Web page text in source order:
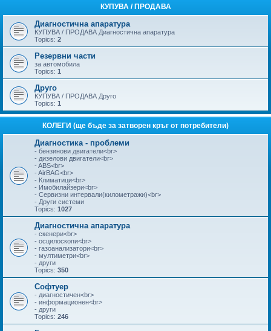
КУПУВА / ПРОДАВА
Диагностична апаратура
КУПУВА / ПРОДАВА Диагностична апаратура
Topics: 2
Резервни части
за автомобила
Topics: 1
Друго
КУПУВА / ПРОДАВА Друго
Topics: 1
КОЛЕГИ (ще бъде за затворен кръг от потребители)
Диагностика - проблеми
- бензинови двигатели<br>
- дизелови двигатели<br>
- ABS<br>
- AirBAG<br>
- Климатици<br>
- Имобилайзери<br>
- Сервизни интервали(километражи)<br>
- Други системи
Topics: 1027
Диагностична апаратура
- скенери<br>
- осцилоскопи<br>
- газоанализатори<br>
- мултиметри<br>
- други
Topics: 350
Софтуер
- диагностичен<br>
- информационен<br>
- други
Topics: 246